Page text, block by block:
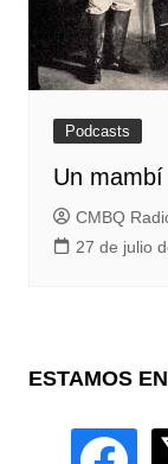
Podcasts
Un
CMBQ
27 de julio
ESTAMOS
facebook